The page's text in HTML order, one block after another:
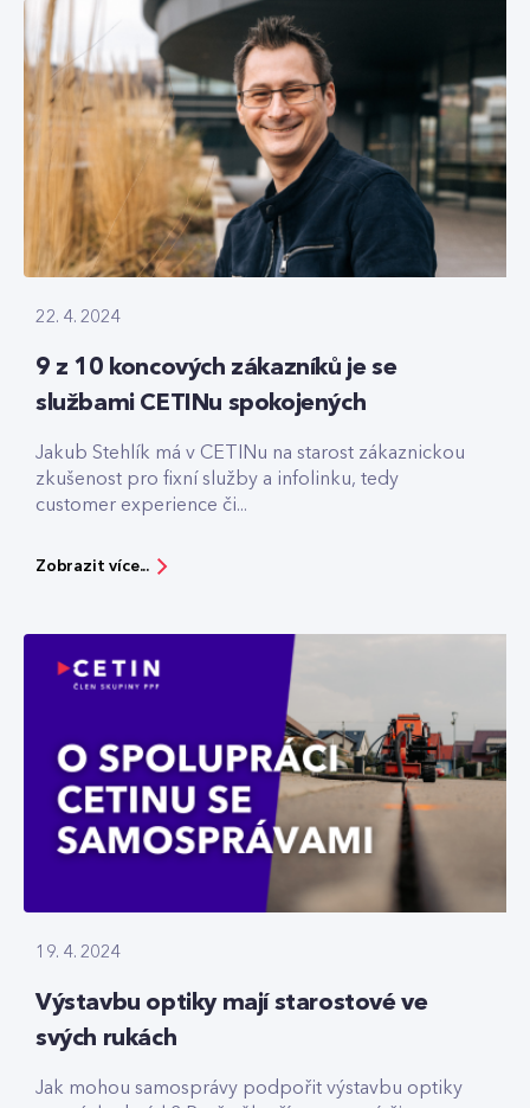
22. 4. 2024
9 z 10 koncových zákazníků je se
službami CETINu spokojených
Jakub Stehlík má v CETINu na starost zákaznickou
zkušenost pro fixní služby a infolinku, tedy
customer experience či...
Zobrazit více...
19. 4. 2024
Výstavbu optiky mají starostové ve
svých rukách
Jak mohou samosprávy podpořit výstavbu optiky